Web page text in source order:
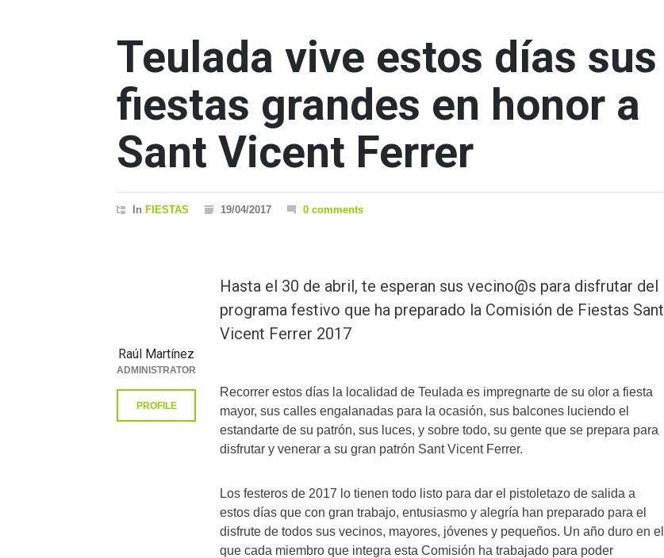
Teulada vive estos días sus
fiestas grandes en honor a
Sant Vicent Ferrer
In FIESTAS 19/04/2017 0 comments
Hasta el 30 de abril, te esperan sus vecino@s para disfrutar del
programa festivo que ha preparado la Comisión de Fiestas Sant
Vicent Ferrer 2017
Recorrer estos días la localidad de Teulada es impregnarte de su olor a fiesta
mayor, sus calles engalanadas para la ocasión, sus balcones luciendo el
estandarte de su patrón, sus luces, y sobre todo, su gente que se prepara para
disfrutar y venerar a su gran patrón Sant Vicent Ferrer.
Los festeros de 2017 lo tienen todo listo para dar el pistoletazo de salida a
estos días que con gran trabajo, entusiasmo y alegría han preparado para el
disfrute de todos sus vecinos, mayores, jóvenes y pequeños. Un año duro en el
que cada miembro que integra esta Comisión ha trabajado para poder
Raúl Martínez
ADMINISTRATOR
PROFILE